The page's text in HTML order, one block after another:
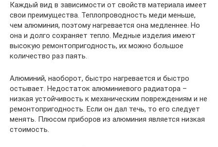
Каждый вид в зависимости от свойств материала имеет
свои преимущества. Теплопроводность меди меньше,
чем алюминия, поэтому нагревается она медленнее. Но
она и долго сохраняет тепло. Медные изделия имеют
высокую ремонтопригодность, их можно большое
количество раз паять.
Алюминий, наоборот, быстро нагревается и быстро
остывает. Недостаток алюминиевого радиатора –
низкая устойчивость к механическим повреждениям и не
ремонтопригодность. Если он дал течь, то его следует
менять. Плюсом приборов из алюминия является низкая
стоимость.